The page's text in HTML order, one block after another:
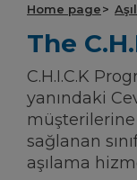
DATA VE
OTOJEN
BILGI
Home page
The
C.H.I.C.K
yanındaki
sağlanan
aşılama